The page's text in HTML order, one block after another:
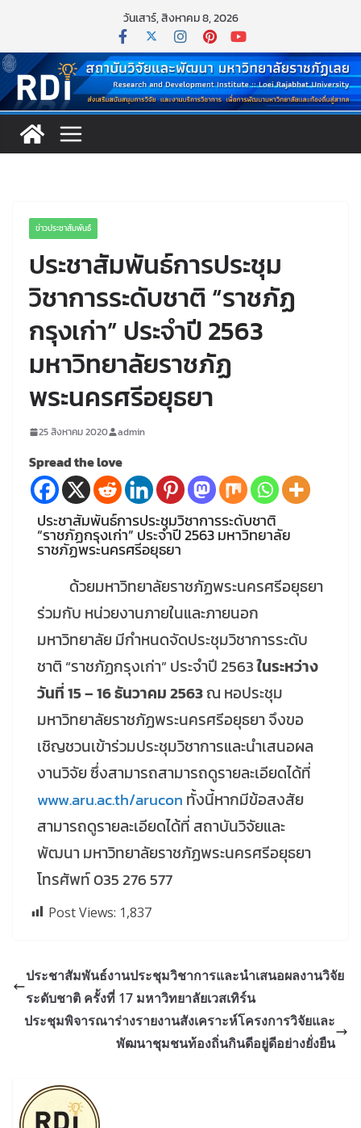
วันเสาร์, สิงหาคม 8, 2026
ข่าวประชาสัมพันธ์
ประชาสัมพันธ์การประชุม
วิชาการระดับชาติ “ราชภัฏ
กรุงเก่า” ประจำปี 2563
มหาวิทยาลัยราชภัฏ
พระนครศรีอยุธยา
25 สิงหาคม 2020 admin
Spread the love
ประชาสัมพันธ์การประชุมวิชาการระดับชาติ
“ราชภัฏกรุงเก่า” ประจำปี 2563 มหาวิทยาลัย
ราชภัฏพระนครศรีอยุธยา
ด้วยมหาวิทยาลัยราชภัฏพระนครศรีอยุธยา
ร่วมกับ หน่วยงานภายในและภายนอก
มหาวิทยาลัย มีกำหนดจัดประชุมวิชาการระดับ
ชาติ “ราชภัฏกรุงเก่า” ประจำปี 2563ในระหว่าง
วันที่ 15 – 16 ธันวาคม 2563ณ หอประชุม
มหาวิทยาลัยราชภัฏพระนครศรีอยุธยา จึงขอ
เชิญชวนเข้าร่วมประชุมวิชาการและนำเสนอผล
งานวิจัย ซึ่งสามารถสามารถดูรายละเอียดได้ที่
www.aru.ac.th/arucon ทั้งนี้หากมีข้อสงสัย
สามารถดูรายละเอียดได้ที่ สถาบันวิจัยและ
พัฒนา มหาวิทยาลัยราชภัฏพระนครศรีอยุธยา
โทรศัพท์ 035 276 577
Post Views: 1,837
ประชาสัมพันธ์งานประชุมวิชาการและนำเสนอผลงานวิจัย
ระดับชาติ ครั้งที่ 17 มหาวิทยาลัยเวสเทิร์น
ประชุมพิจารณาร่างรายงานสังเคราะห์โครงการวิจัยและ
พัฒนาชุมชนท้องถิ่นกินดีอยู่ดีอย่างยั่งยืน